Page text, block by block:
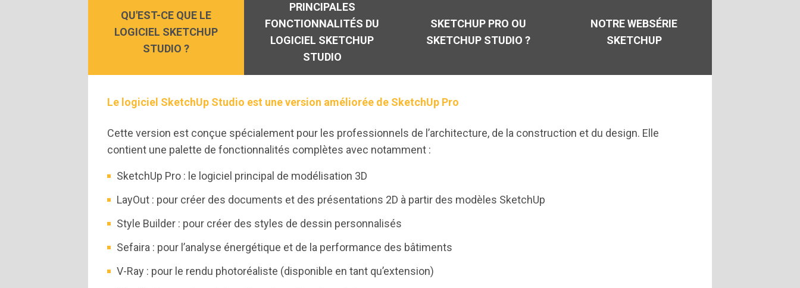
QU'EST-CE QUE LE
LOGICIEL SKETCHUP
STUDIO ?
PRINCIPALES
FONCTIONNALITÉS DU
LOGICIEL SKETCHUP
STUDIO
SKETCHUP PRO OU
SKETCHUP STUDIO ?
NOTRE WEBSÉRIE
SKETCHUP
Le logiciel SketchUp Studio est une version améliorée de SketchUp Pro
Cette version est conçue spécialement pour les professionnels de l’architecture, de la construction et du design. Elle
contient une palette de fonctionnalités complètes avec notamment :
SketchUp Pro : le logiciel principal de modélisation 3D
LayOut : pour créer des documents et des présentations 2D à partir des modèles SketchUp
Style Builder : pour créer des styles de dessin personnalisés
Sefaira : pour l’analyse énergétique et de la performance des bâtiments
V-Ray : pour le rendu photoréaliste (disponible en tant qu’extension)